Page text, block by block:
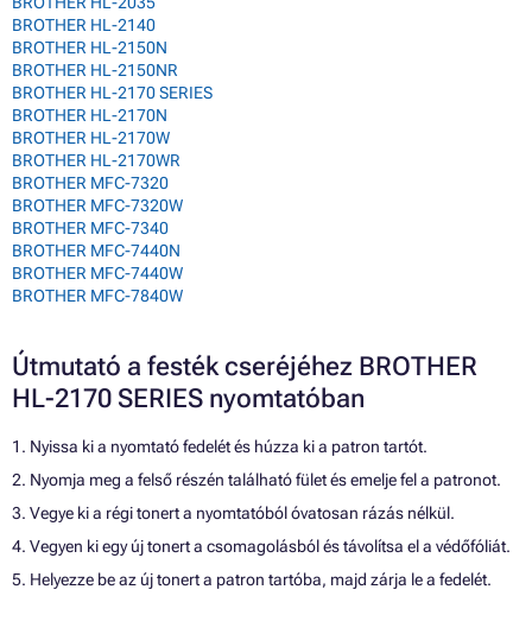
BROTHER HL-2140
BROTHER HL-2150N
BROTHER HL-2150NR
BROTHER HL-2170 SERIES
BROTHER HL-2170N
BROTHER HL-2170W
BROTHER HL-2170WR
BROTHER MFC-7320
BROTHER MFC-7320W
BROTHER MFC-7340
BROTHER MFC-7440N
BROTHER MFC-7440W
BROTHER MFC-7840W
Útmutató a festék cseréjéhez BROTHER
HL-2170 SERIES nyomtatóban
1. Nyissa ki a nyomtató fedelét és húzza ki a patron tartót.
2. Nyomja meg a felső részén található fület és emelje fel a patronot.
3. Vegye ki a régi tonert a nyomtatóból óvatosan rázás nélkül.
4. Vegyen ki egy új tonert a csomagolásból és távolítsa el a védőfóliát.
5. Helyezze be az új tonert a patron tartóba, majd zárja le a fedelét.